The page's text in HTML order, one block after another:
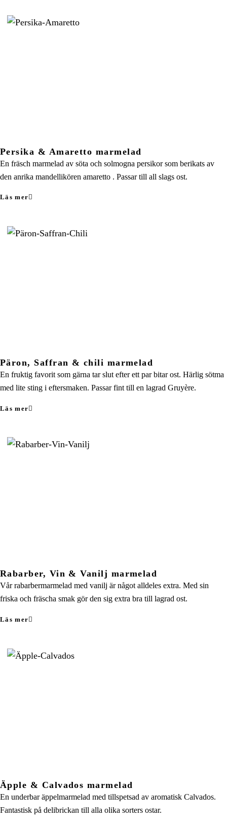
Persika & Amaretto marmelad
En fräsch marmelad av söta och solmogna persikor som berikats av
den anrika mandellikören amaretto . Passar till all slags ost.
Läs mer
Päron, Saffran & chili marmelad
En fruktig favorit som gärna tar slut efter ett par bitar ost. Härlig sötma
med lite sting i eftersmaken. Passar fint till en lagrad Gruyère.
Läs mer
Rabarber, Vin & Vanilj marmelad
Vår rabarbermarmelad med vanilj är något alldeles extra. Med sin
friska och fräscha smak gör den sig extra bra till lagrad ost.
Läs mer
Äpple & Calvados marmelad
En underbar äppelmarmelad med tillspetsad av aromatisk Calvados.
Fantastisk på delibrickan till alla olika sorters ostar.